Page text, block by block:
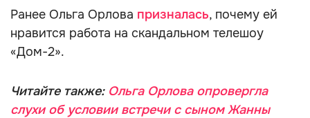
Ранее Ольга Орлова призналась, почему ей
нравится работа на скандальном телешоу
«Дом-2».
Читайте также: Ольга Орлова опровергла
слухи об условии встречи с сыном Жанны